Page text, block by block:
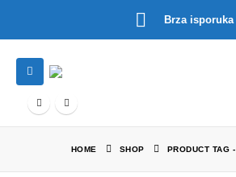
Brza isporuka
HOME SHOP PRODUCT TAG -